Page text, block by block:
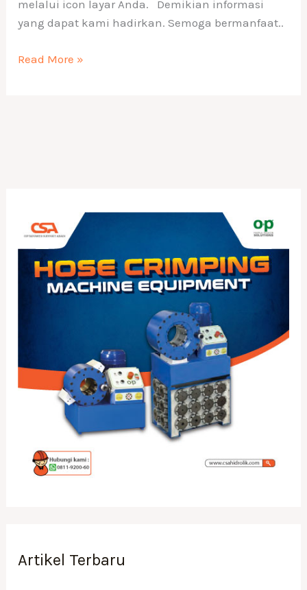
melalui icon layar Anda. Demikian informasi
yang dapat kami hadirkan. Semoga bermanfaat..
Read More »
Artikel Terbaru